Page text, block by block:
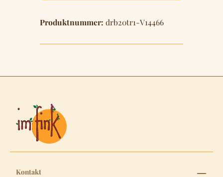
Produktnummer: drb20tr1-V14466
Kontakt